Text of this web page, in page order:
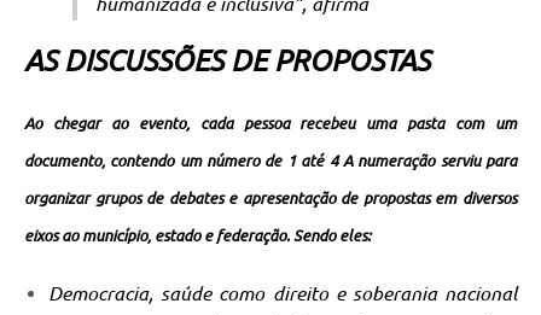
AS DISCUSSÕES DE PROPOSTAS
Ao chegar ao evento, cada pessoa recebeu uma pasta com um
documento, contendo um número de 1 até 4 A numeração serviu para
organizar grupos de debates e apresentação de propostas em diversos
eixos ao município, estado e federação. Sendo eles:
Democracia, saúde como direito e soberania nacional